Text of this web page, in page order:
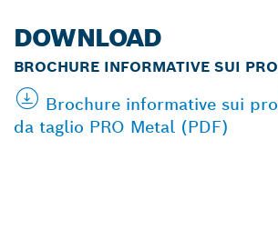
DOWNLOAD
BROCHURE INFORMATIVE SUI
Brochure informative sui
da taglio PRO Metal (PDF)